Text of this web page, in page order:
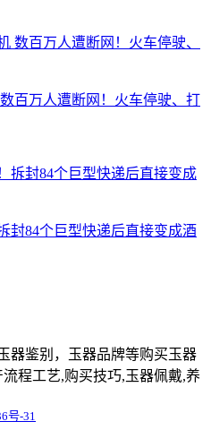
百万人遭断网！火车停驶、打
封84个巨型快递后直接变成酒
器鉴别，玉器品牌等购买玉器
程工艺,购买技巧,玉器佩戴,养
号-31